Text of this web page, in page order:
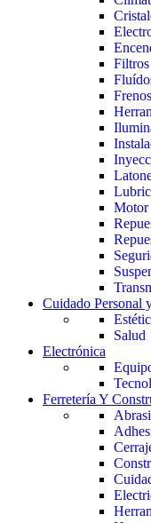
Filtros
Frenos
Motor
Cuidado Personal
Salud
Electrónica
Ferretería Y